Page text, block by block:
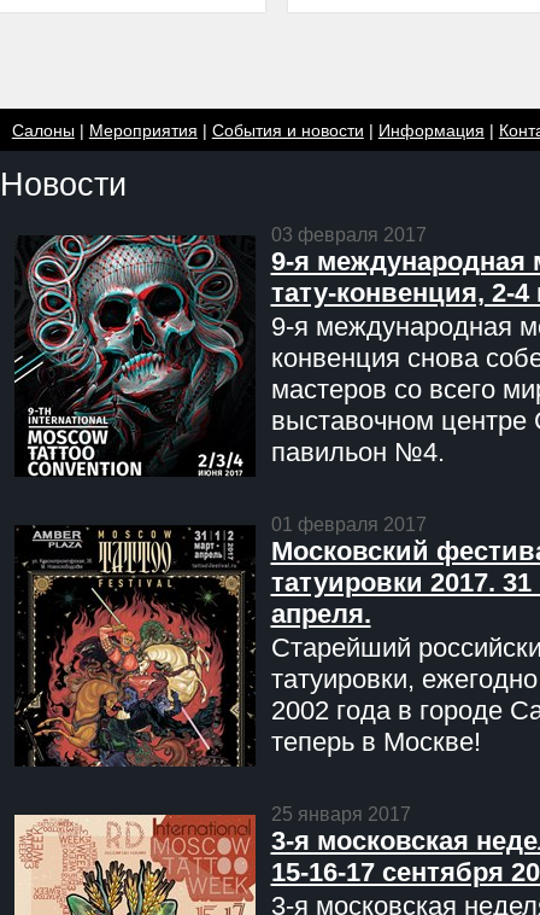
Салоны| Мероприятия | События и новости | Информация |
Новости
03 февраля 2017
9-я международная
тату-конвенция, 2-
9-я международная
конвенция снова
мастеров со всего
выставочном центре
павильон №4.
01 февраля 2017
Московский
татуировки 2017. 31
апреля.
Старейший
татуировки,
2002 года в городе
теперь в Москве!
25 января 2017
3-я московская
15-16-17 сентября
3-я московская